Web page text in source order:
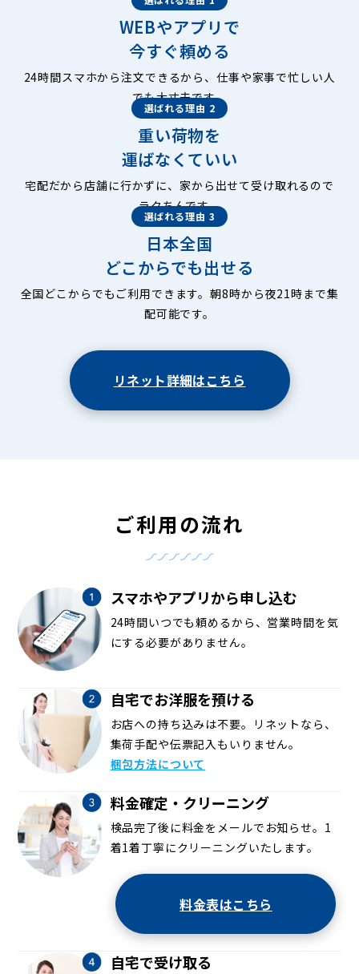
WEBやアプリで
今すぐ頼める
24時間スマホから注文できるから、仕事や家事で忙しい人
でも大丈夫です。
選ばれる理由 2
重い荷物を
運ばなくていい
宅配だから店舗に行かずに、家から出せて受け取れるので
ラクちんです。
選ばれる理由 3
日本全国
どこからでも出せる
全国どこからでもご利用できます。朝8時から夜21時まで集
配可能です。
リネット詳細はこちら
ご利用の流れ
スマホやアプリから申し込む
24時間いつでも頼めるから、営業時間を気
にする必要がありません。
自宅でお洋服を預ける
お店への持ち込みは不要。リネットなら、
集荷手配や伝票記入もいりません。
梱包方法について
料金確定・クリーニング
検品完了後に料金をメールでお知らせ。1
着1着丁寧にクリーニングいたします。
料金表はこちら
自宅で受け取る